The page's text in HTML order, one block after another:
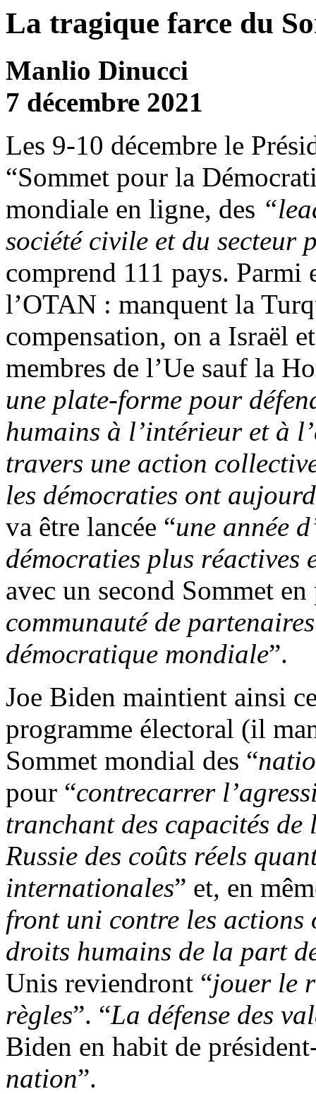
La tragique farce du
Manlio Dinucci
7 décembre 2021
Les 9-10 décembre le
“Sommet pour la
mondiale en ligne, des
société civile et du secteur
comprend 111 pays. Parmi
l’OTAN : manquent la
compensation, on a Israël
membres de l’Ue sauf la
une plate-forme pour
humains à l’intérieur et à
travers une action
les démocraties ont
va être lancée “une année
démocraties plus réactives
avec un second Sommet en
communauté de
démocratique mondiale”.
Joe Biden maintient ainsi
programme électoral (il
Sommet mondial des “
pour “contrecarrer
tranchant des capacités
Russie des coûts réels
internationales” et, en
front uni contre les actions
droits humains de la part
Unis reviendront “jouer le
règles”. “La défense des
Biden en habit de
nation”.